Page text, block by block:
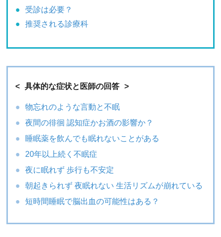
受診は必要？
推奨される診療科
具体的な症状と医師の回答
物忘れのような言動と不眠
夜間の徘徊 認知症かお酒の影響か？
睡眠薬を飲んでも眠れないことがある
20年以上続く不眠症
夜に眠れず 歩行も不安定
朝起きられず 夜眠れない 生活リズムが崩れている
短時間睡眠で脳出血の可能性はある？